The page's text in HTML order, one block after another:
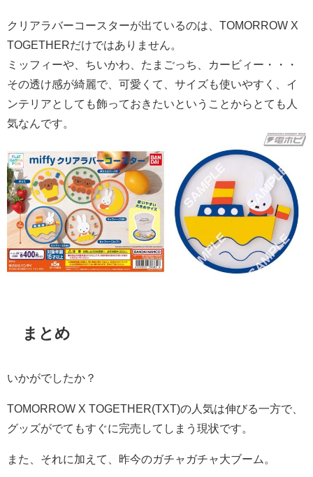
クリアラバーコースターが出ているのは、 TOMORROW X
TOGETHERだけではありません。
ミッフィーや、ちいかわ、たまごっち、カービィー・・・
その透け感が綺麗で、可愛くて、サイズも使いやすく、イ
ンテリアとしても飾っておきたいということからとても人
気なんです。
まとめ
いかがでしたか？
TOMORROW X TOGETHER(TXT)の人気は伸びる一方で、
グッズがでてもすぐに完売してしまう現状です。
また、それに加えて、昨今のガチャガチャ大ブーム。